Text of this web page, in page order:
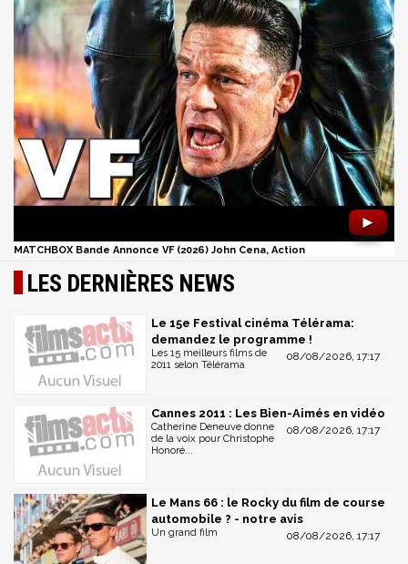
►
MATCHBOX Bande Annonce VF (2026) John Cena, Action
LES DERNIÈRES NEWS
Le 15e Festival cinéma Télérama:
demandez le programme !
08/08/2026, 17:17
Les 15 meilleurs films de
2011 selon Télérama
Cannes 2011 : Les Bien-Aimés en vidéo
08/08/2026, 17:17
Catherine Deneuve donne
de la voix pour Christophe
Honoré...
Le Mans 66 : le Rocky du film de course
automobile ? - notre avis
08/08/2026, 17:17
Un grand film